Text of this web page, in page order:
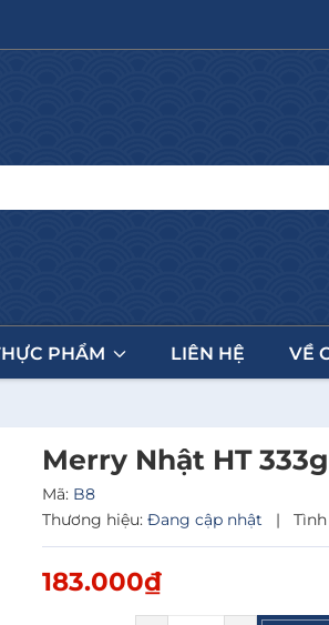
PHẨM LIÊN HỆ VỀ
Merry Nhật HT
Mã: B8
Thương hiệu: Đang cập nhật |
183.000₫